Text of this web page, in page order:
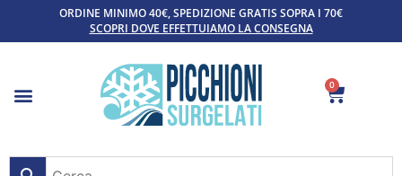
ORDINE MINIMO 40€, SPEDIZIONE GRATIS SOPRA I 70€
SCOPRI DOVE EFFETTUIAMO LA CONSEGNA
0